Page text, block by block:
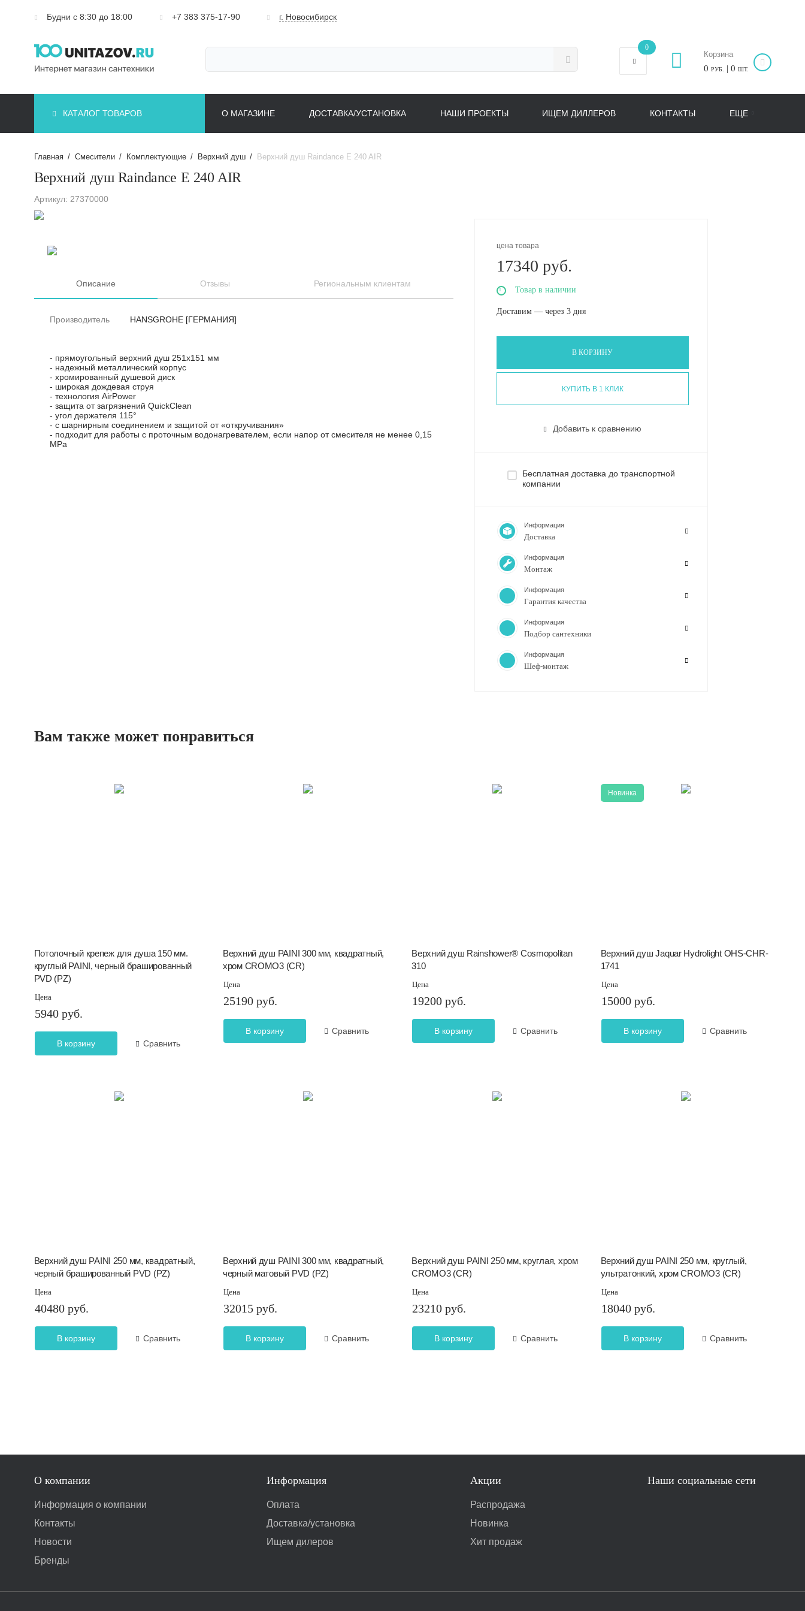
Будни с 8:30 до 18:00 +7 383 375-17-90 г. Новосибирск
0
Корзина
0 РУБ. | 0 ШТ.
КАТАЛОГ ТОВАРОВ О МАГАЗИНЕ ДОСТАВКА/УСТАНОВКА НАШИ ПРОЕКТЫ ИЩЕМ ДИЛЛЕРОВ КОНТАКТЫ ЕЩЕ
Главная / Смесители / Комплектующие / Верхний душ / Верхний душ Raindance E 240 AIR
Верхний душ Raindance E 240 AIR
Артикул: 27370000
цена товара
17340 руб.
Товар в наличии
Доставим — через 3 дня
В КОРЗИНУ
КУПИТЬ В 1 КЛИК
Добавить к сравнению
Бесплатная доставка до транспортной
компании
Информация
Доставка
Информация
Монтаж
Информация
Гарантия качества
Информация
Подбор сантехники
Информация
Шеф-монтаж
Описание Отзывы Региональным клиентам
Производитель HANSGROHE [ГЕРМАНИЯ]
- прямоугольный верхний душ 251x151 мм
- надежный металлический корпус
- хромированный душевой диск
- широкая дождевая струя
- технология AirPower
- защита от загрязнений QuickClean
- угол держателя 115°
- с шарнирным соединением и защитой от «откручивания»
- подходит для работы с проточным водонагревателем, если напор от смесителя не менее 0,15
МРа
Вам также может понравиться
Потолочный крепеж для душа 150 мм.
круглый PAINI, черный брашированный
PVD (PZ)
Цена
5940 руб.
В корзину Сравнить
Верхний душ PAINI 300 мм, квадратный,
хром CROMO3 (CR)
Цена
25190 руб.
В корзину Сравнить
Верхний душ Rainshower® Cosmopolitan
310
Цена
19200 руб.
В корзину Сравнить
Новинка
Верхний душ Jaquar Hydrolight OHS-CHR-
1741
Цена
15000 руб.
В корзину Сравнить
Верхний душ PAINI 250 мм, квадратный,
черный брашированный PVD (PZ)
Цена
40480 руб.
В корзину Сравнить
Верхний душ PAINI 300 мм, квадратный,
черный матовый PVD (PZ)
Цена
32015 руб.
В корзину Сравнить
Верхний душ PAINI 250 мм, круглая, хром
CROMO3 (CR)
Цена
23210 руб.
В корзину Сравнить
Верхний душ PAINI 250 мм, круглый,
ультратонкий, хром CROMO3 (CR)
Цена
18040 руб.
В корзину Сравнить
О компании
Информация о компании
Контакты
Новости
Бренды
Информация
Оплата
Доставка/установка
Ищем дилеров
Акции
Распродажа
Новинка
Хит продаж
Наши социальные сети